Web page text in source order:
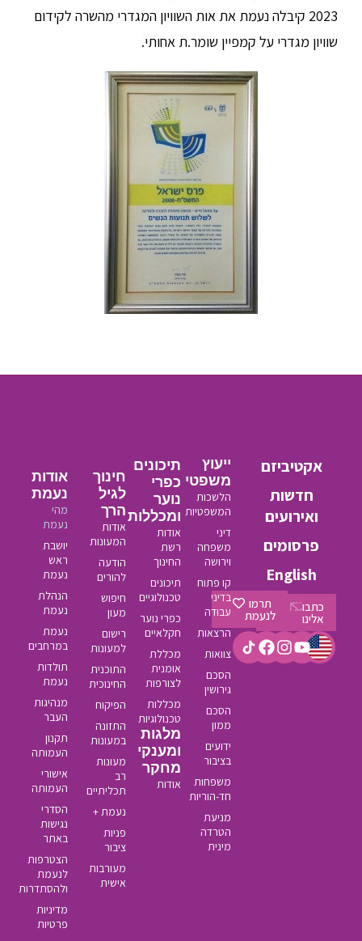
2023 קיבלה נעמת את אות השוויון המגדרי מהשרה לקידום
שוויון מגדרי על קמפיין שומר.ת אחותי.
אקטיביזם
חדשות
ואירועים
פרסומים
English
כתבו
אלינו
תרמו
לנעמת
ייעוץ
משפטי
הלשכות
המשפטיות
דיני
משפחה
וירושה
קו פתוח
בדיני
עבודה
הרצאות
צוואות
הסכם
גירושין
הסכם
ממון
ידועים
בציבור
משפחות
חד-הוריות
מניעת
הטרדה
מינית
תיכונים
כפרי
נוער
ומכללות
אודות
רשת
החינוך
תיכונים
טכנולוגיים
כפרי נוער
חקלאיים
מכללת
אומנית
לצורפות
מכללות
טכנולוגיות
מלגות
ומענקי
מחקר
אודות
חינוך
לגיל
הרך
אודות
המעונות
הודעה
להורים
חיפוש
מעון
רישום
למעונות
התוכנית
החינוכית
הפיקוח
התזונה
במעונות
מעונות
רב
תכליתיים
נעמת +
פניות
ציבור
מעורבות
אישית
אודות
נעמת
מהי
נעמת
יושבת
ראש
נעמת
הנהלת
נעמת
נעמת
במרחבים
תולדות
נעמת
מנהיגות
העבר
תקנון
העמותה
אישורי
העמותה
הסדרי
נגישות
באתר
הצטרפות
לנעמת
ולהסתדרות
מדיניות
פרטיות